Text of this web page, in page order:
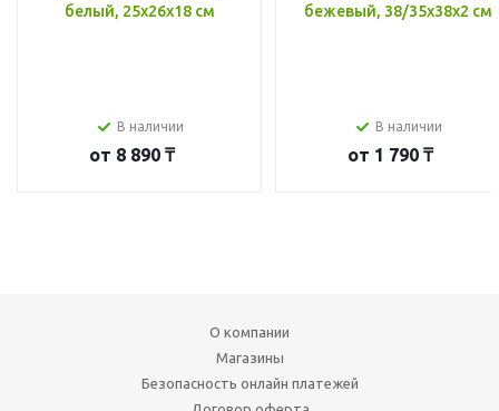
белый, 25x26x18 см
В наличии
от 8 890 ₸
бежевый, 38/35x38x2 см
В наличии
от 1 790 ₸
О компании
Магазины
Безопасность онлайн платежей